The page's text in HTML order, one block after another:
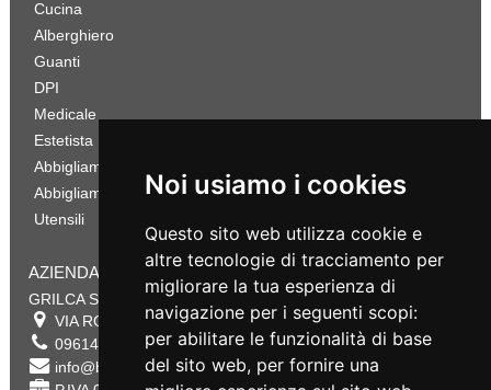
Noi usiamo i cookies
Questo sito web utilizza cookie e
altre tecnologie di tracciamento per
migliorare la tua esperienza di
navigazione per i seguenti scopi:
per abilitare le funzionalità di base
del sito web, per fornire una
Cucina
Alberghiero
Guanti
DPI
Medicale
Estetista
Abbigliamento Sportivo
Abbigliamento Bambino
Utensili
AZIENDA
GRILCA SRL
VIA ROMA 180 88054 SERSALE , CZ
0961432177
info@bestsafety.it